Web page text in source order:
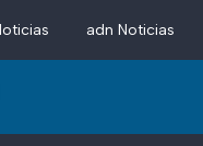
adn Noticias